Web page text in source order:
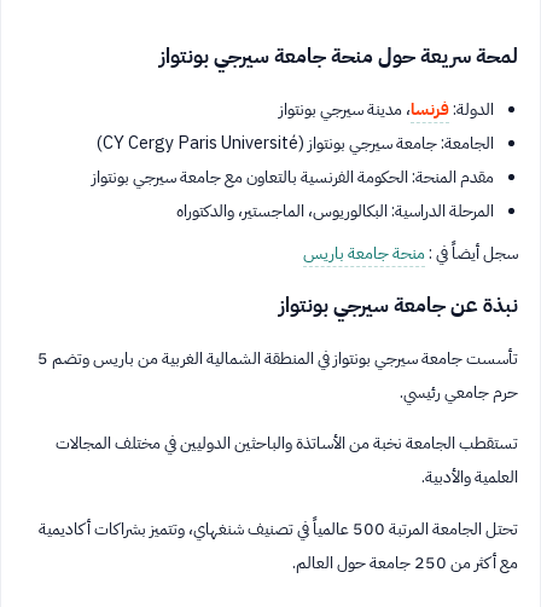
لمحة سريعة حول منحة جامعة سيرجي بونتواز
الدولة:فرنسا، مدينة سيرجي بونتواز
الجامعة: جامعة سيرجي بونتواز (CY Cergy Paris Université)
مقدم المنحة: الحكومة الفرنسية بالتعاون مع جامعة سيرجي بونتواز
المرحلة الدراسية: البكالوريوس، الماجستير، والدكتوراه
سجل أيضاً في :منحة جامعة باريس
نبذة عن جامعة سيرجي بونتواز
تأسست جامعة سيرجي بونتواز في المنطقة الشمالية الغربية من باريس وتضم 5
حرم جامعي رئيسي.
تستقطب الجامعة نخبة من الأساتذة والباحثين الدوليين في مختلف المجالات
العلمية والأدبية.
تحتل الجامعة المرتبة 500 عالمياً في تصنيف شنغهاي، وتتميز بشراكات أكاديمية
مع أكثر من 250 جامعة حول العالم.